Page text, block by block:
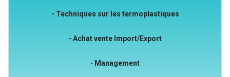
- Techniques sur les termoplastiques
- Achat vente Import/Export
- Management